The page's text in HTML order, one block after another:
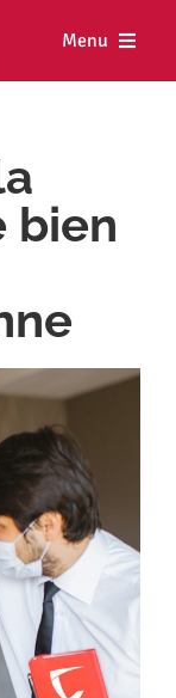
Menu
Nos métiers
Nos
bien